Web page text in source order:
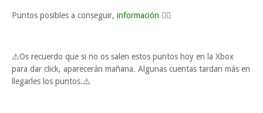
Puntos posibles a conseguir, información 👈🏼
⚠️Os recuerdo que si no os salen estos puntos hoy en la Xbox
para dar click, aparecerán mañana. Algunas cuentas tardan más en
llegarles los puntos.⚠️